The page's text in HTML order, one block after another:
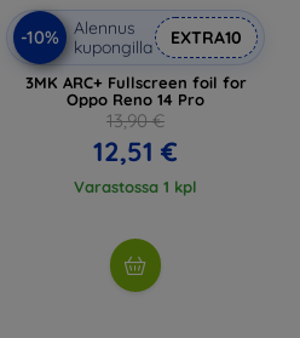
-10%
Alennus
kupongilla
EXTRA10
3MK ARC+ Fullscreen foil for
Oppo Reno 14 Pro
13,90 €
12,51 €
Varastossa 1 kpl